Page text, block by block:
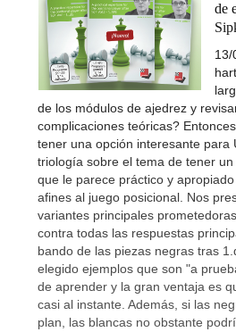
de
13/
de los módulos de ajedrez y
complicaciones teóricas?
tener una opción interesante para
triología sobre el tema de tener
que le parece práctico y
afines al juego posicional. Nos
variantes principales
contra todas las respuestas
bando de las piezas negras tras
elegido ejemplos que son "a
de aprender y la gran ventaja es
casi al instante. Además, si las
plan, las blancas no obstante